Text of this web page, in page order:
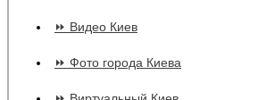
⏩ Видео Киев
⏩ Фото города Киева